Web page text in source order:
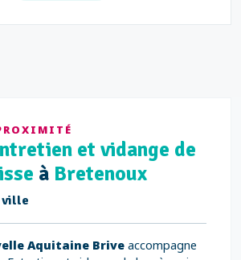
et vidange de
à Bretenoux
ville
Aquitaine Brive accompagne